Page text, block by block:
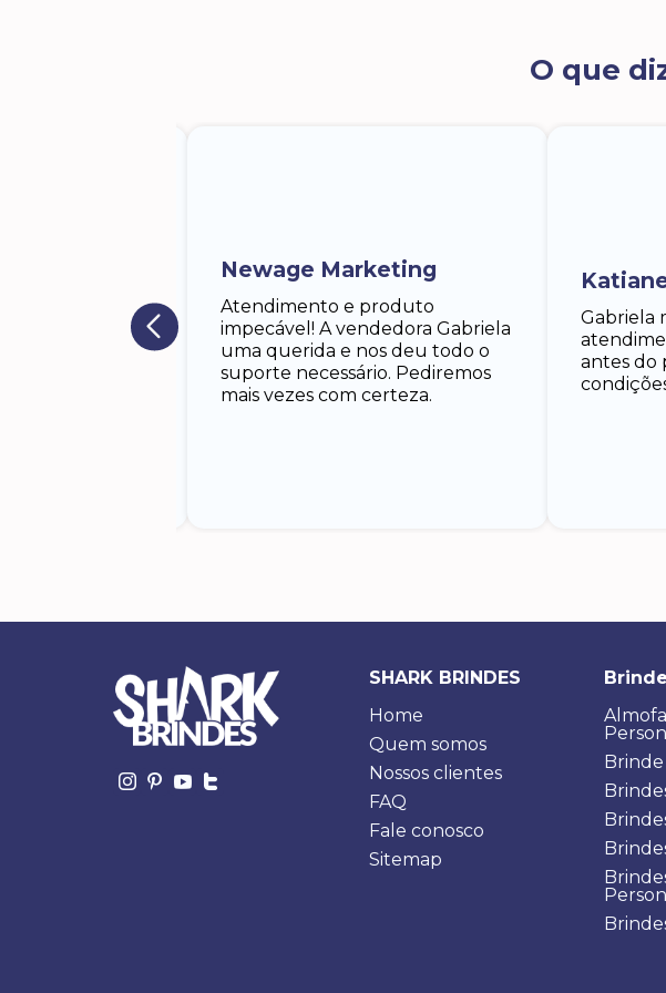
O que
responder.lhe.
do tempo
Atendimento e produto
impecável! A vendedora Gabriela
uma querida e nos deu todo o
suporte necessário. Pediremos
mais vezes com certeza.
Newage Marketing
Gabriela
antes do
SHARK BRINDES
Home
Quem somos
Nossos clientes
FAQ
Fale conosco
Sitemap
Brinde